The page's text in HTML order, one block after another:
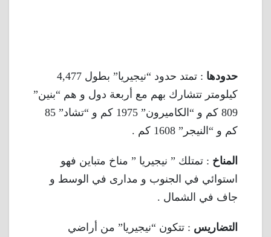
حدودها
: تمتد حدود “نيجيريا” بطول 4,477
كيلومتر تتشارك بهم مع أربعة دول و هم “بنين”
809 كم و “الكاميرون” 1975 كم و “تشاد” 85
كم و “النيجر” 1608 كم .
المناخ : تمتلك ” نيجيريا ” مناخ متباين فهو
استوائي في الجنوب و مدارى في الوسط و
جاف في الشمال .
التضاريس : تتكون “نيجيريا” من أراضي